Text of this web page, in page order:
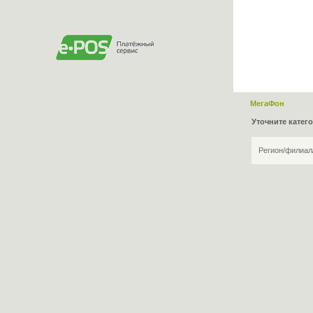
МегаФон
Уточните
Регион/